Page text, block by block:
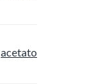
acetato